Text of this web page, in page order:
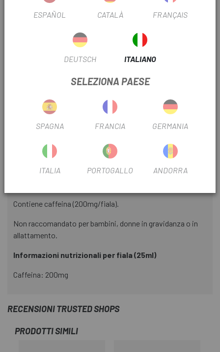
citrico), conservante (sorbato di potassio), aromi naturali,
dolcificanti (ciclamato di sodio, acesulfame K, sucralosio,
Uso consigliato:
Max. 1 fiala/giorno. Agitare bene prima dell'uso.
Questo integratore alimentare non deve essere utilizzato
come sostituto di una dieta varia.
stile di vita sano.
Contiene caffeina (200mg/fiala).
Non raccomandato per bambini, donne in gravidanza o in
allattamento.
Informazioni nutrizionali per fiala (25ml)
Caffeina: 200mg
RECENSIONI TRUSTED SHOPS
PRODOTTI SIMILI
ESPAÑOL CATALÀ FRANÇAIS
DEUTSCH ITALIANO
SELEZIONA PAESE
SPAGNA FRANCIA GERMANIA
ITALIA PORTOGALLO ANDORRA